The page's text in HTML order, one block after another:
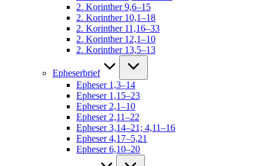
2. Korinther 9,6–15
2. Korinther 10,1–18
2. Korinther 11,16–33
2. Korinther 12,1–10
2. Korinther 13,5–13
Epheserbrief
Epheser 1,3–14
Epheser 1,15–23
Epheser 2,1–10
Epheser 2,11–22
Epheser 3,14–21; 4,11–16
Epheser 4,17–5,21
Epheser 6,10–20